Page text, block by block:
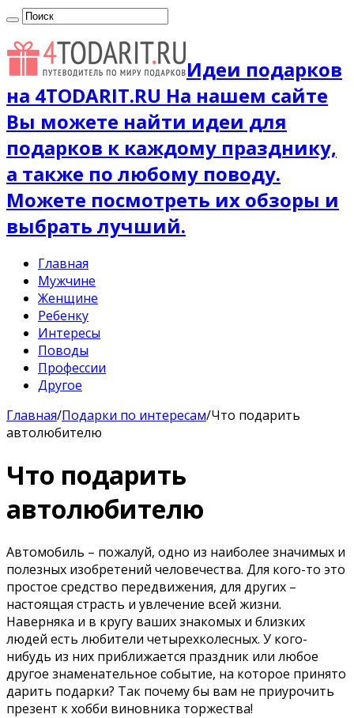
Идеи подарков
на 4TODARIT.RU На нашем сайте
Вы можете найти идеи для
подарков к каждому празднику,
а также по любому поводу.
Можете посмотреть их обзоры и
выбрать лучший.
Главная
Мужчине
Женщине
Ребенку
Интересы
Поводы
Профессии
Другое
Главная/Подарки по интересам/Что подарить
автолюбителю
Что подарить
автолюбителю
Автомобиль – пожалуй, одно из наиболее значимых и
полезных изобретений человечества. Для кого-то это
простое средство передвижения, для других –
настоящая страсть и увлечение всей жизни.
Наверняка и в кругу ваших знакомых и близких
людей есть любители четырехколесных. У кого-
нибудь из них приближается праздник или любое
другое знаменательное событие, на которое принято
дарить подарки? Так почему бы вам не приурочить
презент к хобби виновника торжества!